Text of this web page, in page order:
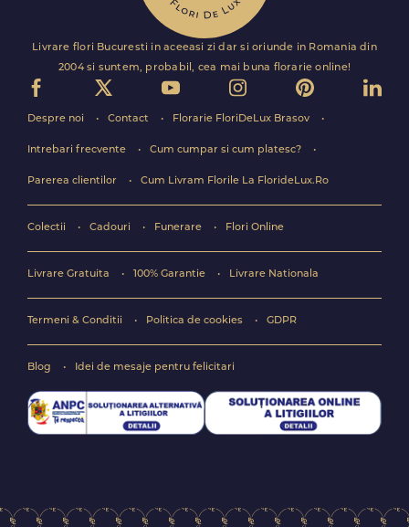
Livrare flori Bucuresti in aceeasi zi dar si oriunde in Romania din
2004 si suntem, probabil, cea mai buna florarie online!
Despre noi Contact Florarie FloriDeLux Brasov
Intrebari frecvente Cum cumpar si cum platesc?
Parerea clientilor Cum Livram Florile La FlorideLux.Ro
Colectii Cadouri Funerare Flori Online
Livrare Gratuita 100% Garantie Livrare Nationala
Termeni & Conditii Politica de cookies GDPR
Blog Idei de mesaje pentru felicitari